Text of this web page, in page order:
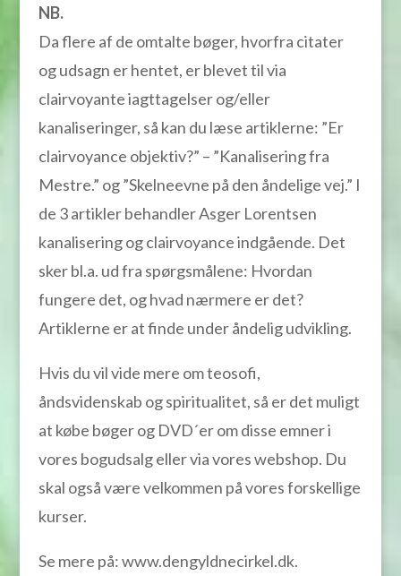
NB.
Da flere af de omtalte bøger, hvorfra citater
og udsagn er hentet, er blevet til via
clairvoyante iagttagelser og/eller
kanaliseringer, så kan du læse artiklerne: ”Er
clairvoyance objektiv?” – ”Kanalisering fra
Mestre.” og ”Skelneevne på den åndelige vej.” I
de 3 artikler behandler Asger Lorentsen
kanalisering og clairvoyance indgående. Det
sker bl.a. ud fra spørgsmålene: Hvordan
fungere det, og hvad nærmere er det?
Artiklerne er at finde under åndelig udvikling.
Hvis du vil vide mere om teosofi,
åndsvidenskab og spiritualitet, så er det muligt
at købe bøger og DVD´er om disse emner i
vores bogudsalg eller via vores webshop. Du
skal også være velkommen på vores forskellige
kurser.
Se mere på: www.dengyldnecirkel.dk.